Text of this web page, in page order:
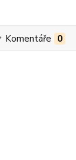
Komentáře 0